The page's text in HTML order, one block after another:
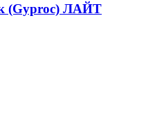
(Gyproc) ЛАЙТ